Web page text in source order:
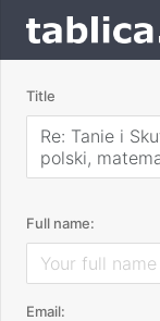
Title
Re: Tanie i
polski,
Full name:
Email: